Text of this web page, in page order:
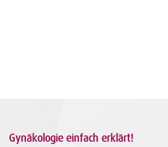
Gynäkologie einfach erklärt!